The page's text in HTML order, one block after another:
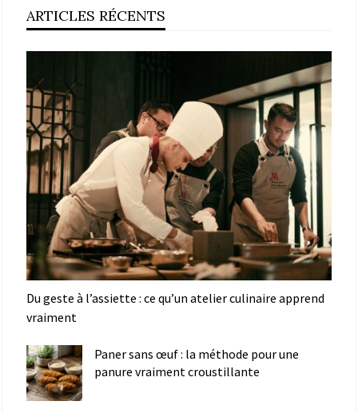
ARTICLES RÉCENTS
Du geste à l’assiette : ce qu’un atelier culinaire apprend
vraiment
Paner sans œuf : la méthode pour une
panure vraiment croustillante